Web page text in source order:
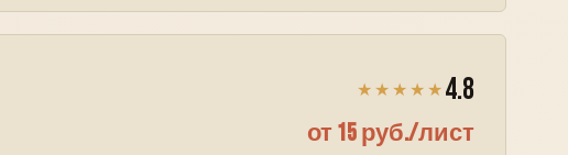
★★★★★ 4.8
от 15 руб./лист